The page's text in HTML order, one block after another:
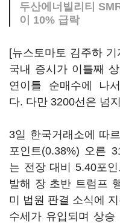
두산에너빌리티
이 10% 급락
[뉴스토마토 김주하
국내 증시가 이틀째
연이틀 순매수에 나
다. 다만 3200선은 넘
3일 한국거래소에 따
포인트(0.38%) 오른
는 전장 대비 5.40포
발해 장 초반 트럼프
미 법원 판결 소식에
수세가 유입되며 상승